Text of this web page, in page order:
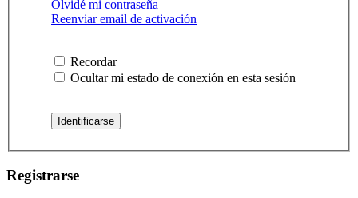
Olvidé mi contraseña
Reenviar email de activación
Recordar
Ocultar mi estado de conexión en esta sesión
Registrarse